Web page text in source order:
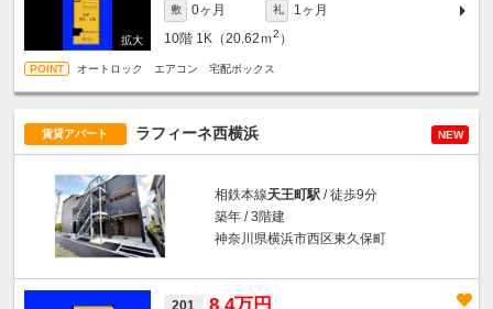
敷 0ヶ月 礼
1ヶ月
10階 1K（20.62ｍ2 ）
オートロック エアコン 宅配ボックス
賃貸アパート ラフィーネ西横浜 NEW
相鉄本線天王町駅 / 徒歩9分
築年 / 3階建
神奈川県横浜市西区東久保町
201